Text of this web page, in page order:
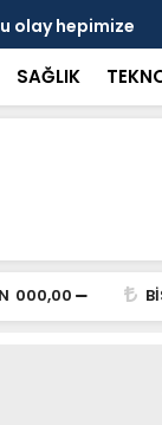
kapsayan dev su
SAĞLIK
000,00